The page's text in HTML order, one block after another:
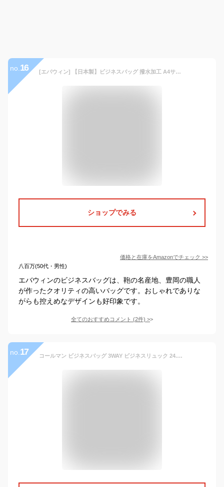
no. 16 [エバウィン] 【日本製】ビジネスバッグ 撥水加工 A4サイズ収納可 21598 ネイビー
ショップでみる
価格と在庫をAmazonでチェック >>
八百万(50代・男性)
エバウィンのビジネスバッグは、鞄の名産地、豊岡の職人
が作ったクオリティの高いバッグです。おしゃれでありな
がらも控えめなデザインも好印象です。
全てのおすすめコメント (2件) >
no. 17 コールマン ビジネスバッグ 3WAY ビジネスリュック 24.5L coleman アウトビズ B4 COB5081 リュック メンズ レディース 通勤 通学